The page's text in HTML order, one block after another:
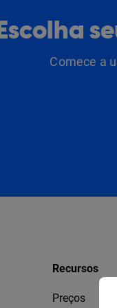
Comece a
Recursos
Preços